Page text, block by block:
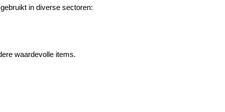
in diverse sectoren:
waardevolle items.